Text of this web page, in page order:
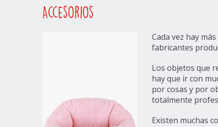
Accesorios
Cada vez hay
fabricantes
Los objetos que
hay que ir con
por cosas y por
totalmente
Existen muchas